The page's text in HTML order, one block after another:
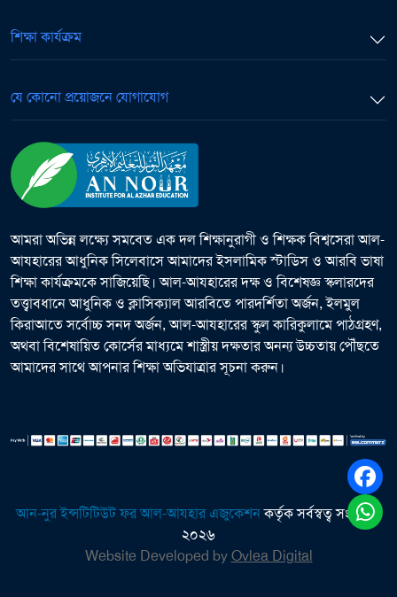
শিক্ষা কার্যক্রম
যে কোনো প্রয়োজনে যোগাযোগ
আমরা অভিন্ন লক্ষ্যে সমবেত এক দল শিক্ষানুরাগী ও শিক্ষক বিশ্বসেরা আল-
আযহারের আধুনিক সিলেবাসে আমাদের ইসলামিক স্টাডিস ও আরবি ভাষা
শিক্ষা কার্যক্রমকে সাজিয়েছি। আল-আযহারের দক্ষ ও বিশেষজ্ঞ স্কলারদের
তত্ত্বাবধানে আধুনিক ও ক্লাসিক্যাল আরবিতে পারদর্শিতা অর্জন, ইলমুল
কিরাআতে সর্বোচ্চ সনদ অর্জন, আল-আযহারের স্কুল কারিকুলামে পাঠগ্রহণ,
অথবা বিশেষায়িত কোর্সের মাধ্যমে শাস্ত্রীয় দক্ষতার অনন্য উচ্চতায় পৌঁছতে
আমাদের সাথে আপনার শিক্ষা অভিযাত্রার সূচনা করুন।
আন-নুর ইন্সটিটিউট ফর আল-আযহার এজুকেশনকর্তৃক সর্বস্বত্ব সংরক্ষিত
২০২৬
Website Developed byOvlea Digital